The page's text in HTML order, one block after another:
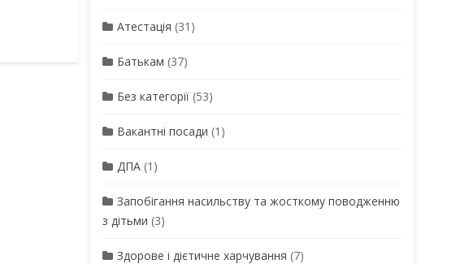
Атестація (31)
Батькам (37)
Без категорії(53)
Вакантні посади (1)
ДПА(1)
Запобігання насильству та жосткому поводженню
з дітьми (3)
Здорове і дієтичне харчування (7)